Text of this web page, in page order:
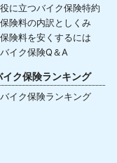
役に立つバイク保険特約
保険料の内訳としくみ
保険料を安くするには
バイク保険Q＆A
イク保険ランキング
バイク保険ランキング